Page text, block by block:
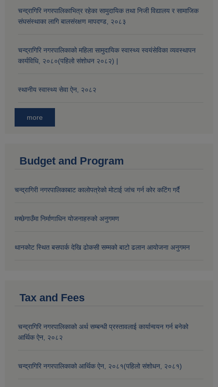
चन्द्रागिरि नगरपालिकाभित्र रहेका सामुदायिक तथा निजी विद्यालय र सामाजिक
संघसंस्थाका लागि बालसंरक्षण मापदण्ड, २०८३
चन्द्रागिरि नगरपालिकाको महिला सामुदायिक स्वास्थ्य स्वयंसेविका व्यवस्थापन
कार्यविधि, २०८०(पहिलो संशोधन २०८२) |
स्थानीय स्वास्थ्य सेवा ऐन, २०८२
more
Budget and Program
चन्द्रागिरी नगरपालिकाबाट कालोपत्रेको मोटाई जांच गर्न कोर कटिंग गर्दै
मच्छेगाउँमा निर्माणाधिन योजनाहरुको अनुगमण
थानकोट स्थित बसपार्क देखि ढोकसी सम्मको बाटो ढलान आयोजना अनुगमन
Tax and Fees
चन्द्रागिरि नगरपालिकाको अर्थ सम्बन्धी प्रस्तावलाई कार्यान्वयन गर्न बनेको
आर्थिक ऐन, २०८२
चन्द्रागिरि नगरपालिकाको आर्थिक ऐन, २०८१(पहिलो संशोधन, २०८१)